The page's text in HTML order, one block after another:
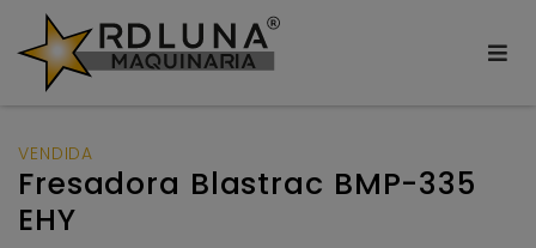
VENDIDA
Fresadora Blastrac BMP-335
EHY